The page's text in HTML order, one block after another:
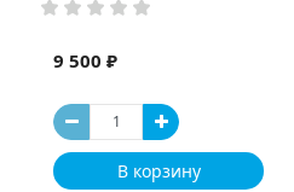
9 500 ₽
В корзину